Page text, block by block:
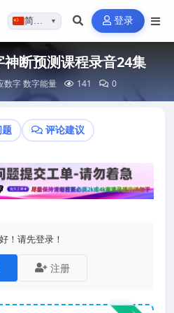
简体…▼ 登录
断预测课程录音24集
数字数字能量 141 0
评论建议
！请先登录！
注册